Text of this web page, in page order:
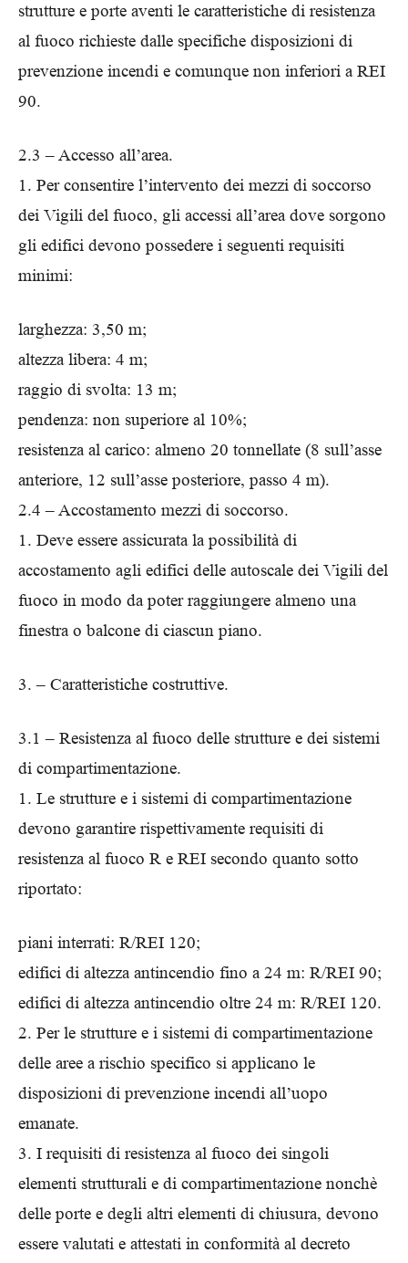
strutture e porte aventi le caratteristiche di resistenza
al fuoco richieste dalle specifiche disposizioni di
prevenzione incendi e comunque non inferiori a REI
90.
2.3 – Accesso all’area.
1. Per consentire l’intervento dei mezzi di soccorso
dei Vigili del fuoco, gli accessi all’area dove sorgono
gli edifici devono possedere i seguenti requisiti
minimi:
larghezza: 3,50 m;
altezza libera: 4 m;
raggio di svolta: 13 m;
pendenza: non superiore al 10%;
resistenza al carico: almeno 20 tonnellate (8 sull’asse
anteriore, 12 sull’asse posteriore, passo 4 m).
2.4 – Accostamento mezzi di soccorso.
1. Deve essere assicurata la possibilità di
accostamento agli edifici delle autoscale dei Vigili del
fuoco in modo da poter raggiungere almeno una
finestra o balcone di ciascun piano.
3. – Caratteristiche costruttive.
3.1 – Resistenza al fuoco delle strutture e dei sistemi
di compartimentazione.
1. Le strutture e i sistemi di compartimentazione
devono garantire rispettivamente requisiti di
resistenza al fuoco R e REI secondo quanto sotto
riportato:
piani interrati: R/REI 120;
edifici di altezza antincendio fino a 24 m: R/REI 90;
edifici di altezza antincendio oltre 24 m: R/REI 120.
2. Per le strutture e i sistemi di compartimentazione
delle aree a rischio specifico si applicano le
disposizioni di prevenzione incendi all’uopo
emanate.
3. I requisiti di resistenza al fuoco dei singoli
elementi strutturali e di compartimentazione nonchè
delle porte e degli altri elementi di chiusura, devono
essere valutati e attestati in conformità al decreto